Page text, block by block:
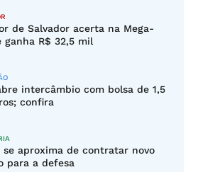
de Salvador acerta na Mega-
ganha R$ 32,5 mil
intercâmbio com bolsa de 1,5
confira
se aproxima de contratar novo
para a defesa